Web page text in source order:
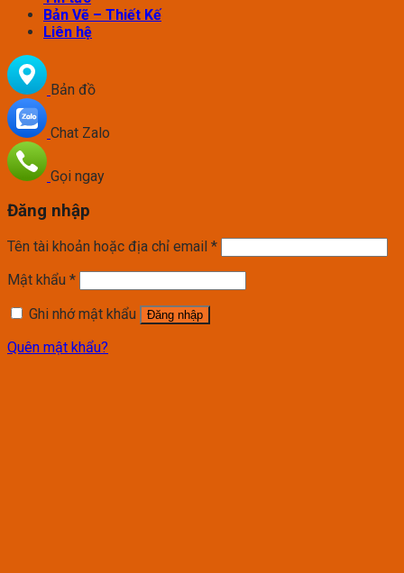
Bản Vẽ – Thiết Kế
Liên hệ
Bản đồ
Chat Zalo
Gọi ngay
Đăng nhập
Tên tài khoản hoặc địa chỉ email *
Mật khẩu *
Ghi nhớ mật khẩu
Đăng nhập
Quên mật khẩu?